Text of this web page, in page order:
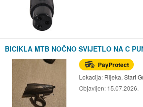
BICIKLA MTB NOČNO SVIJETLO NA C
PayProtect
Lokacija: Rijeka, Stari
Objavljen: 15.07.2026.